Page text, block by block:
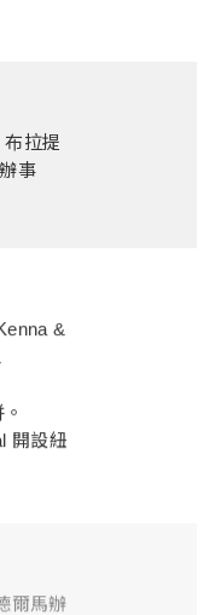
拉提
事
&
開設紐
爾馬辦